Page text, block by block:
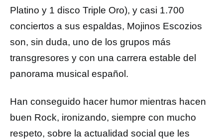
Platino y 1 disco Triple Oro), y casi 1.700
conciertos a sus espaldas, Mojinos Escozios
son, sin duda, uno de los grupos más
transgresores y con una carrera estable del
panorama musical español.
Han conseguido hacer humor mientras hacen
buen Rock, ironizando, siempre con mucho
respeto, sobre la actualidad social que les